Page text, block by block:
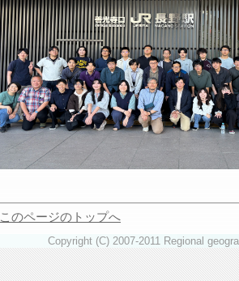
このページのトップへ
Copyright (C) 2007-2011 Regional